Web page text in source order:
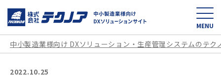
中小製造業様向け
MENU
中小製造業様向け DXソリューション・生産管理システムのテク
2022.10.25